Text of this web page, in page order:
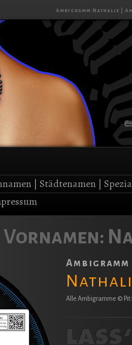
Ambigramm Nathalie |
| Städtenamen |
Ambigramm
Alle Ambigramme © Pit